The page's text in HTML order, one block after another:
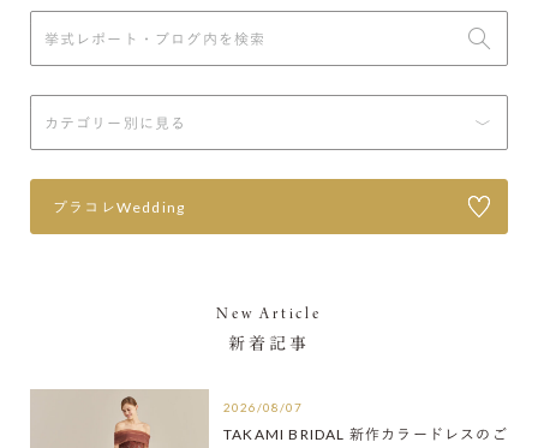
プラコレWedding
New Article
新着記事
2026/08/07
TAKAMI BRIDAL 新作カラードレスのご